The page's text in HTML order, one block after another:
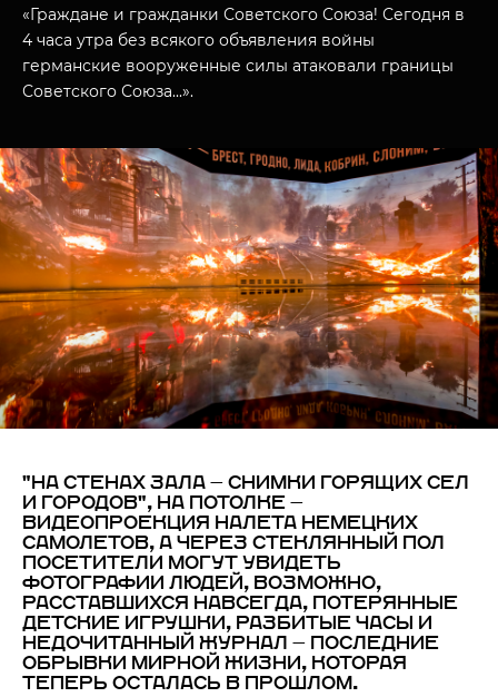
«Граждане и гражданки Советского Союза! Сегодня в
4 часа утра без всякого объявления войны
германские вооруженные силы атаковали границы
Советского Союза...».
"НА СТЕНАХ ЗАЛА — СНИМКИ ГОРЯЩИХ СЕЛ
И ГОРОДОВ", НА ПОТОЛКЕ —
ВИДЕОПРОЕКЦИЯ НАЛЕТА НЕМЕЦКИХ
САМОЛЕТОВ, А ЧЕРЕЗ СТЕКЛЯННЫЙ ПОЛ
ПОСЕТИТЕЛИ МОГУТ УВИДЕТЬ
ФОТОГРАФИИ ЛЮДЕЙ, ВОЗМОЖНО,
РАССТАВШИХСЯ НАВСЕГДА, ПОТЕРЯННЫЕ
ДЕТСКИЕ ИГРУШКИ, РАЗБИТЫЕ ЧАСЫ И
НЕДОЧИТАННЫЙ ЖУРНАЛ — ПОСЛЕДНИЕ
ОБРЫВКИ МИРНОЙ ЖИЗНИ, КОТОРАЯ
ТЕПЕРЬ ОСТАЛАСЬ В ПРОШЛОМ.